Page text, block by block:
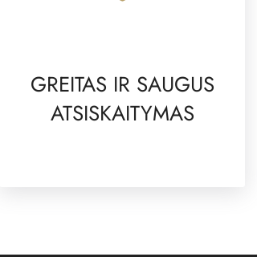
GREITAS IR SAUGUS
ATSISKAITYMAS